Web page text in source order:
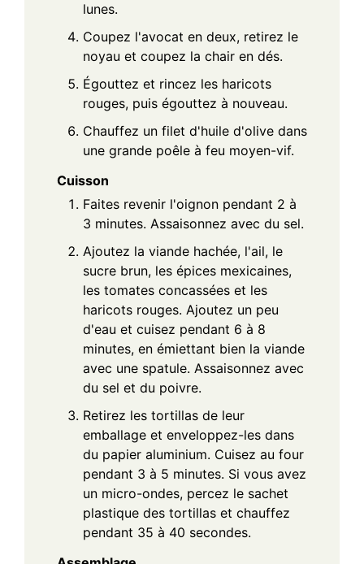
lunes.
Coupez l'avocat en deux, retirez le
noyau et coupez la chair en dés.
Égouttez et rincez les haricots
rouges, puis égouttez à nouveau.
Chauffez un filet d'huile d'olive dans
une grande poêle à feu moyen-vif.
Cuisson
Faites revenir l'oignon pendant 2 à
3 minutes. Assaisonnez avec du sel.
Ajoutez la viande hachée, l'ail, le
sucre brun, les épices mexicaines,
les tomates concassées et les
haricots rouges. Ajoutez un peu
d'eau et cuisez pendant 6 à 8
minutes, en émiettant bien la viande
avec une spatule. Assaisonnez avec
du sel et du poivre.
Retirez les tortillas de leur
emballage et enveloppez-les dans
du papier aluminium. Cuisez au four
pendant 3 à 5 minutes. Si vous avez
un micro-ondes, percez le sachet
plastique des tortillas et chauffez
pendant 35 à 40 secondes.